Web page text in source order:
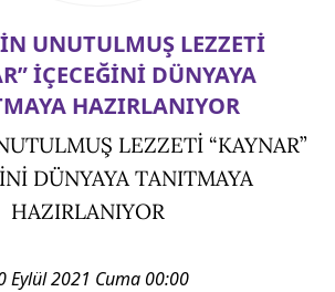
UNUTULMUŞ LEZZETİ
İÇECEĞİNİ DÜNYAYA
HAZIRLANIYOR
LEZZETİ “KAYNAR”
DÜNYAYA TANITMAYA
HAZIRLANIYOR
Eylül 2021 Cuma 00:00